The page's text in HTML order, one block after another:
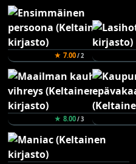
★ 7.00/ 2
★ 8.00/ 3